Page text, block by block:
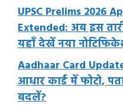
UPSC Prelims 2026
Extended: अब इस
यहाँ देखें नया
Aadhaar Card
आधार कार्ड में फोटो,
बदलें?